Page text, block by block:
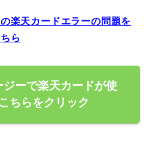
楽天カードエラーの問題を
ら
ジーで楽天カードが使
ちらをクリック